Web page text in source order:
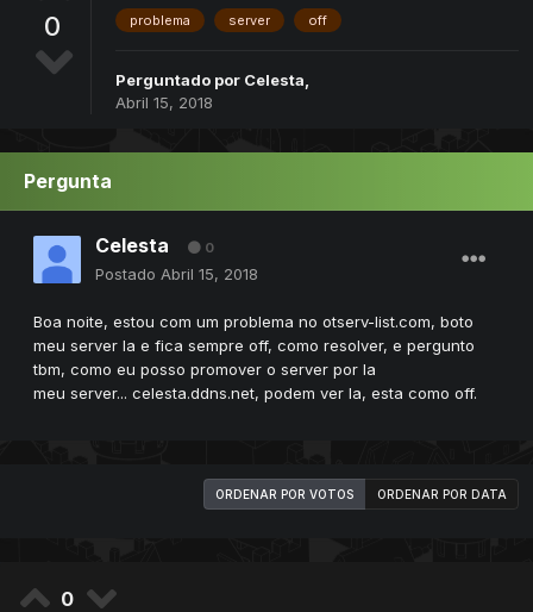
0 problema server off
Perguntado por Celesta
Abril 15, 2018
Pergunta
Celesta 0
Postado Abril 15, 2018
Boa noite, estou com um problema no otserv-list.com, boto
meu server la e fica sempre off, como resolver, e pergunto
tbm, como eu posso promover o server por la
meu server... celesta.ddns.net, podem ver la, esta como off.
ORDENAR POR VOTOS ORDENAR POR DATA
0